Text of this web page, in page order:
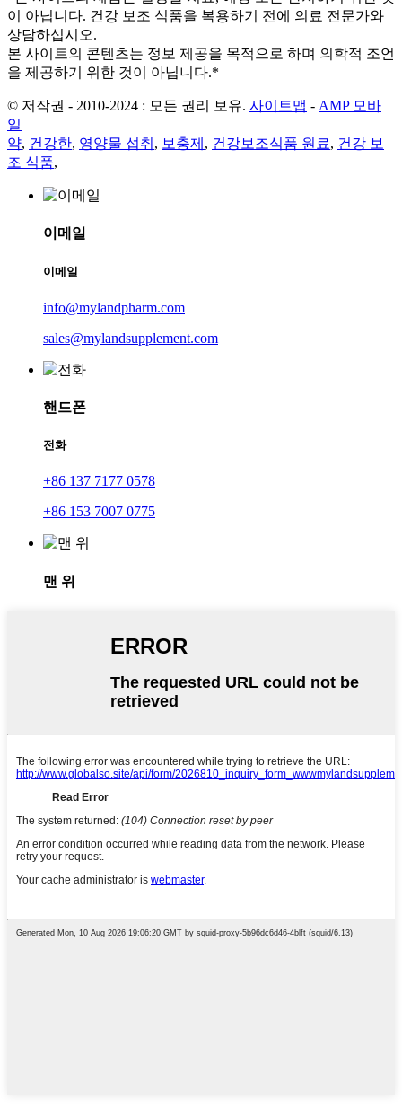
이 아닙니다. 건강 보조 식품을 복용하기 전에 의료 전문가와
상담하십시오.
본 사이트의 콘텐츠는 정보 제공을 목적으로 하며 의학적 조언
을 제공하기 위한 것이 아닙니다.*
© 저작권 - 2010-2024 : 모든 권리 보유. 사이트맵 - AMP 모바
일
약, 건강한, 영양물 섭취 , 보충제 , 건강보조식품 원료, 건강 보
조 식품,
이메일
이메일
info@mylandpharm.com
sales@mylandsupplement.com
핸드폰
전화
+86 137 7177 0578
+86 153 7007 0775
맨 위